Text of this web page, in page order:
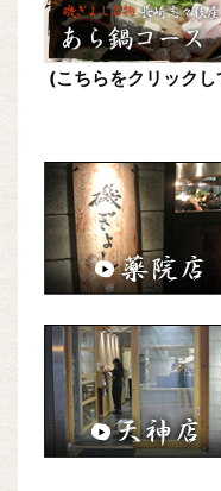
(こちらをクリック